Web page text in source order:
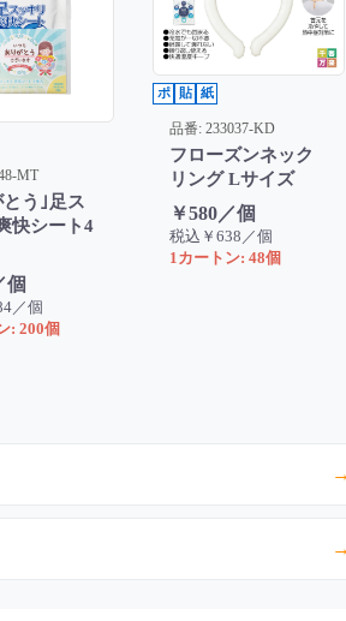
MT
う｣足ス
快シート4
個
／個
: 200個
ポ 貼 紙
品番: 233037-KD
フローズンネック
リング Lサイズ
￥580／個
税込￥638／個
1カートン: 48個
→
→